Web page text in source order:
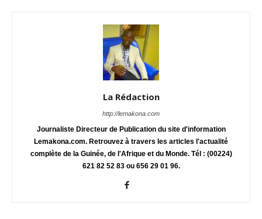
La Rédaction
http://lemakona.com
Journaliste Directeur de Publication du site d'information
Lemakona.com. Retrouvez à travers les articles l'actualité
complète de la Guinée, de l'Afrique et du Monde. Tél : (00224)
621 82 52 83 ou 656 29 01 96.